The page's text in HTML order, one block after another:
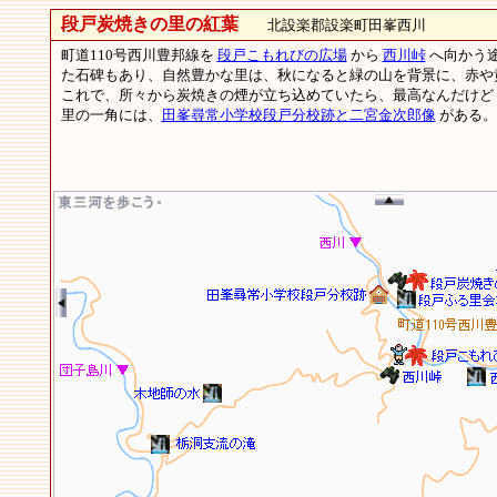
段戸炭焼きの里の紅葉北設楽郡設楽町田峯西川
町道110号西川豊邦線を 段戸こもれびの広場から 西川峠へ向かう
た石碑もあり、自然豊かな里は、秋になると緑の山を背景に、赤
これで、所々から炭焼きの煙が立ち込めていたら、最高なんだけど
里の一角には、
田峯尋常小学校段戸分校跡と二宮金次郎像がある。